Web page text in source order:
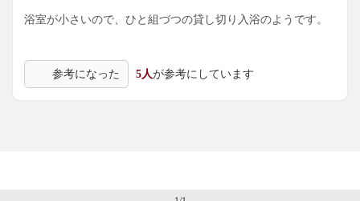
浴室が小さいので、ひと組づつの貸し切り入浴のようです。
参考になった 5人が参考にしています